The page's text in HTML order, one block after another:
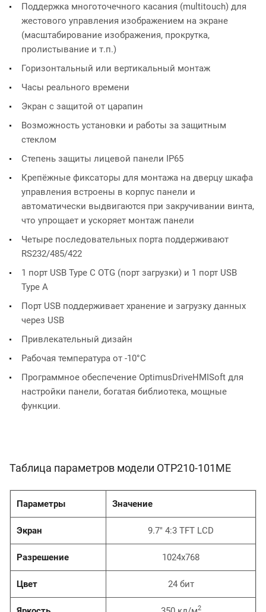
Поддержка многоточечного касания (multitouch) для
жестового управления изображением на экране
(масштабирование изображения, прокрутка,
пролистывание и т.п.)
Горизонтальный или вертикальный монтаж
Часы реального времени
Экран с защитой от царапин
Возможность установки и работы за защитным
стеклом
Степень защиты лицевой панели IP65
Крепёжные фиксаторы для монтажа на дверцу шкафа
управления встроены в корпус панели и
автоматически выдвигаются при закручивании винта,
что упрощает и ускоряет монтаж панели
Четыре последовательных порта поддерживают
RS232/485/422
1 порт USB Type C OTG (порт загрузки) и 1 порт USB
Type A
Порт USB поддерживает хранение и загрузку данных
через USB
Привлекательный дизайн
Рабочая температура от -10°С
Программное обеспечение OptimusDriveHMISoft для
настройки панели, богатая библиотека, мощные
функции.
Таблица параметров модели OTP210-101ME
Параметры Значение
Экран 9.7" 4:3 TFT LCD
Разрешение 1024x768
Цвет 24 бит
2